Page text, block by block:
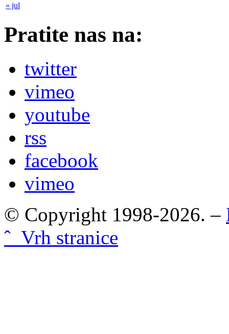
« jul
Pratite nas na:
twitter
vimeo
youtube
rss
facebook
vimeo
© Copyright 1998-2026. –
ˆ Vrh stranice